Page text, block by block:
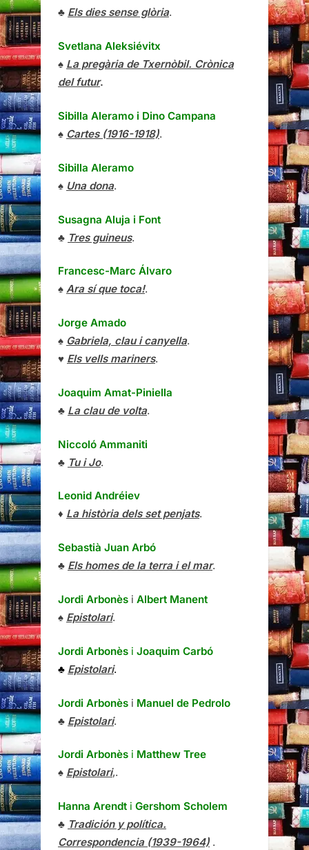
♣ Els dies sense glòria.
Svetlana Aleksiévitx
♠ La pregària de Txernòbil. Crònica
del futur.
Sibilla Aleramo i Dino Campana
♠ Cartes (1916-1918).
Sibilla Aleramo
♠ Una dona.
Susagna Aluja i Font
♣ Tres guineus.
Francesc-Marc Álvaro
♠ Ara sí que toca!.
Jorge Amado
♠ Gabriela, clau i canyella.
♥ Els vells mariners.
Joaquim Amat-Piniella
♣ La clau de volta.
Niccoló Ammaniti
♣ Tu i Jo.
Leonid Andréiev
♦ La història dels set penjats.
Sebastià Juan Arbó
♣ Els homes de la terra i el mar.
Jordi Arbonès i Albert Manent
♠ Epistolari.
Jordi Arbonès i Joaquim Carbó
♣ Epistolari.
Jordi Arbonès i Manuel de Pedrolo
♣ Epistolari.
Jordi Arbonès i Matthew Tree
♠ Epistolari,.
Hanna Arendt i Gershom Scholem
♣ Tradición y política.
Correspondencia (1939-1964) .